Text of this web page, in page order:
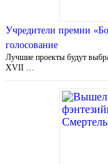
Учредители премии
голосование
Лучшие проекты будут
XVII …